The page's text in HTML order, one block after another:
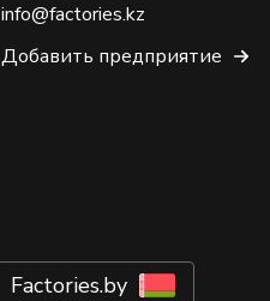
info@factories.kz
Добавить предприятие
Factories.by